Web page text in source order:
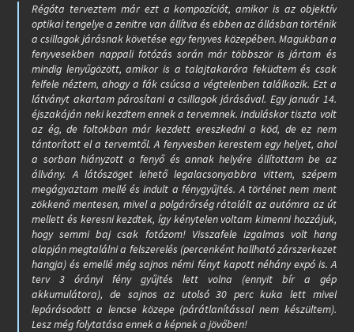
Régóta terveztem már ezt a kompozíciót, amikor is az objektív
optikai tengelye a zenitre van állítva és ebben az állásban történik
a csillagok járásnak követése egy fenyves közepében. Magukban a
fenyvesekben nappali fotózás során már többször is jártam és
mindig lenyűgözött, amikor is a talajtakaróra feküdtem és csak
felfele néztem, ahogy a fák csúcsa a végtelenben találkozik. Ezt a
látványt akartam párosítani a csillagok járásával. Egy január 14.
éjszakáján neki kezdtem ennek a tervemnek. Induláskor tiszta volt
az ég, de foltokban már kezdett ereszkedni a köd, de ez nem
tántorított el a tervemtől. A fenyvesben kerestem egy helyet, ahol
a sorban hiányzott a fenyő és annak helyére állítottam be az
állvány. A látószöget lehető legalacsonyabbra vittem, szépem
megágyaztam mellé és indult a fénygyűjtés. A történet nem ment
zökkenő mentesen, mivel a polgárőrség rátalált az autómra az út
mellett és keresni kezdtek, így kénytelen voltam kimenni hozzájuk,
hogy semmi baj csak fotózom! Visszafele izgalmas volt hang
alapján megtalálni a felszerelés (percenként hallható zárszerkezet
hangja) és emellé még sajnos némi fényt kapott néhány expó is. A
terv 3 órányi fény gyűjtés lett volna (ennyit bír a gép
akkumulátora), de sajnos az utolsó 30 perc kuka lett mivel
lepárásodott a lencse közepe (párátlanítással nem készültem).
Lesz még folytatása ennek a képnek a jövőben!